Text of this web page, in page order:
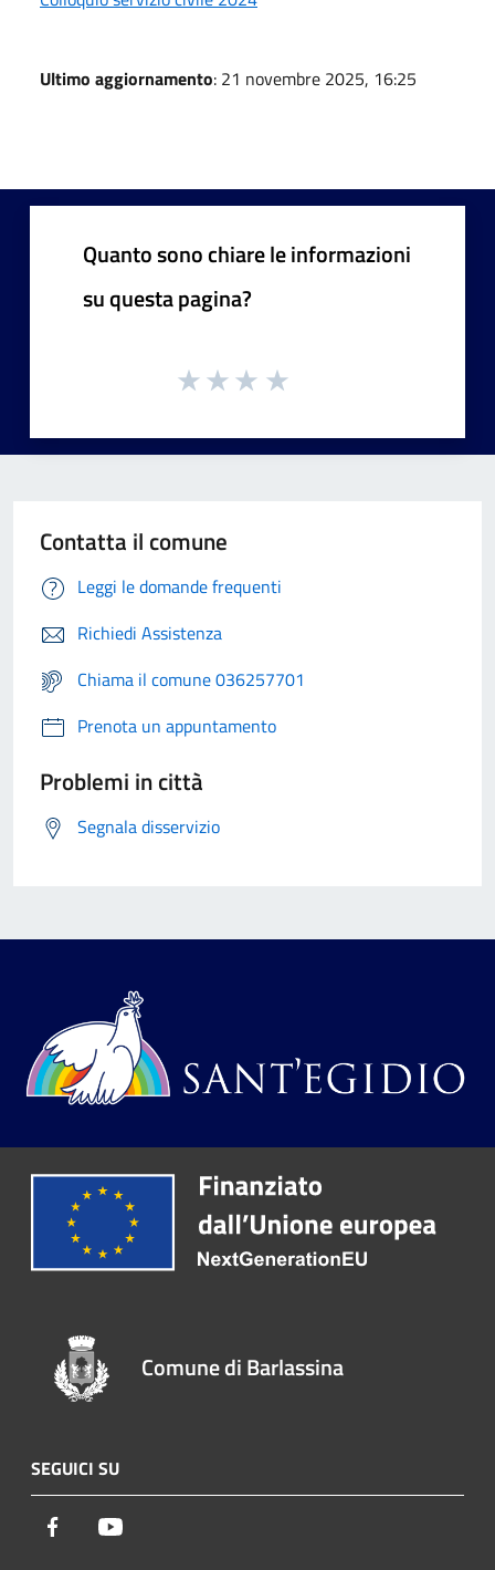
Ultimo aggiornamento: 21 novembre 2025, 16:25
Quanto sono chiare le informazioni
su questa pagina?
Contatta il comune
Leggi le domande frequenti
Richiedi Assistenza
Chiama il comune 036257701
Prenota un appuntamento
Problemi in città
Segnala disservizio
Comune di Barlassina
SEGUICI SU
Facebook